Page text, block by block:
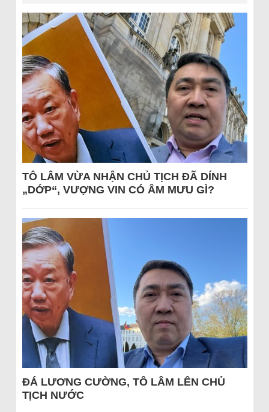
TÔ LÂM VỪA NHẬN CHỦ TỊCH ĐÃ DÍNH
„DỚP“, VƯỢNG VIN CÓ ÂM MƯU GÌ?
ĐÁ LƯƠNG CƯỜNG, TÔ LÂM LÊN CHỦ
TỊCH NƯỚC